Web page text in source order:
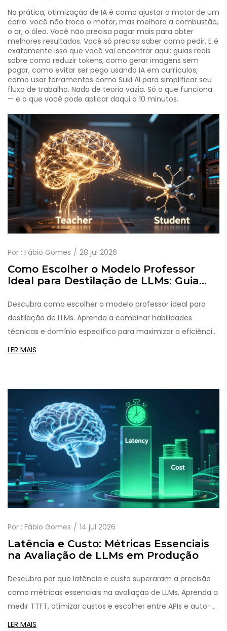
Na prática, otimização de IA é como ajustar o motor de um
carro: você não troca o motor, mas melhora a combustão,
o ar, o óleo. Você não precisa pagar mais para obter
melhores resultados. Você só precisa saber como pedir. E é
exatamente isso que você vai encontrar aqui: guias reais
sobre como reduzir tokens, como gerar imagens sem
pagar, como evitar ser pego usando IA em currículos,
como usar ferramentas como Suki AI para simplificar seu
fluxo de trabalho. Nada de teoria vazia. Só o que funciona
— e o que você pode aplicar daqui a 10 minutos.
Por : Fábio Gomes 28 jul 2026
Como Escolher o Modelo Professor
Ideal para Destilação de LLMs: Guia
Descubra como escolher o modelo professor ideal para
destilação de LLMs. Aprenda a combinar habilidades
técnicas e domínio específico para maximizar a eficiência
e precisão do seu modelo comprimido.
LER MAIS
Por : Fábio Gomes 14 jul 2026
Latência e Custo: Métricas Essenciais
na Avaliação de LLMs em Produção
Descubra por que latência e custo superaram a precisão
como métricas essenciais na avaliação de LLMs. Aprenda a
medir TTFT, otimizar custos e escolher entre APIs e auto-
hospedagem.
LER MAIS